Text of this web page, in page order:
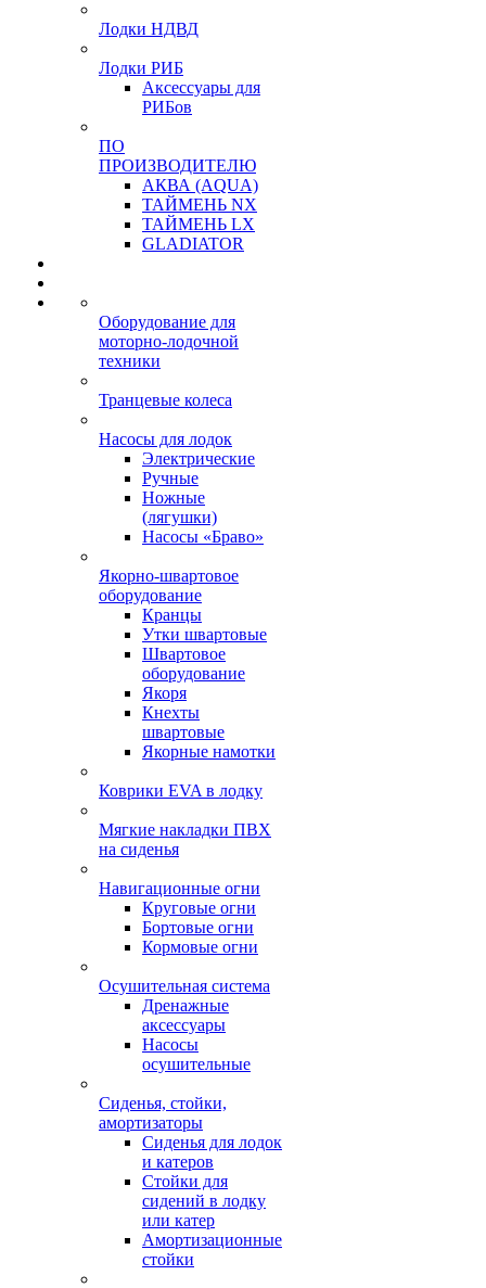
Лодки НДВД
Лодки РИБ
Аксессуары для
РИБов
ПО
ПРОИЗВОДИТЕЛЮ
АКВА (AQUA)
ТАЙМЕНЬ NX
ТАЙМЕНЬ LX
GLADIATOR
Оборудование для
моторно-лодочной
техники
Транцевые колеса
Насосы для лодок
Электрические
Ручные
Ножные
(лягушки)
Насосы «Браво»
Якорно-швартовое
оборудование
Кранцы
Утки швартовые
Швартовое
оборудование
Якоря
Кнехты
швартовые
Якорные намотки
Коврики EVA в лодку
Мягкие накладки ПВХ
на сиденья
Навигационные огни
Круговые огни
Бортовые огни
Кормовые огни
Осушительная система
Дренажные
аксессуары
Насосы
осушительные
Сиденья, стойки,
амортизаторы
Сиденья для лодок
и катеров
Стойки для
сидений в лодку
или катер
Амортизационные
стойки